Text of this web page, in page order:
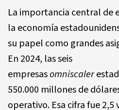
La importancia central de
la economía
su papel como grandes
En 2024, las seis
empresasomniscaler
550.000 millones de
operativo. Esa cifra fue 2,5